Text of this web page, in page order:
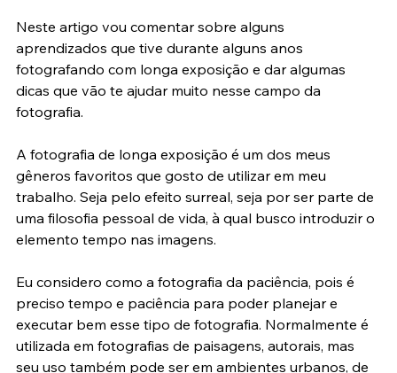
Neste artigo vou comentar sobre alguns
aprendizados que tive durante alguns anos
fotografando com longa exposição e dar algumas
dicas que vão te ajudar muito nesse campo da
A fotografia de longa exposição é um dos meus
gêneros favoritos que gosto de utilizar em meu
trabalho. Seja pelo efeito surreal, seja por ser parte de
uma filosofia pessoal de vida, à qual busco introduzir o
Eu considero como a fotografia da paciência, pois é
preciso tempo e paciência para poder planejar e
executar bem esse tipo de fotografia. Normalmente é
utilizada em fotografias de paisagens, autorais, mas